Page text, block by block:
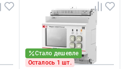
Стало дешевле
Осталось 1 шт.